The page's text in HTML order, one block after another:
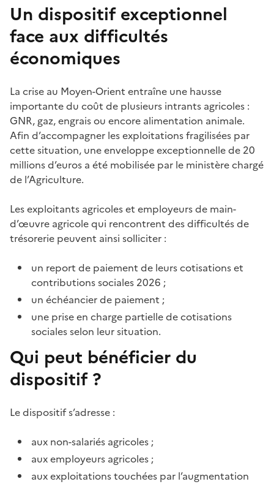
Un dispositif exceptionnel
face aux difficultés
économiques
La crise au Moyen-Orient entraîne une hausse
importante du coût de plusieurs intrants agricoles :
GNR, gaz, engrais ou encore alimentation animale.
Afin d’accompagner les exploitations fragilisées par
cette situation, une enveloppe exceptionnelle de 20
millions d’euros a été mobilisée par le ministère chargé
de l’Agriculture.
Les exploitants agricoles et employeurs de main-
d’œuvre agricole qui rencontrent des difficultés de
trésorerie peuvent ainsi solliciter :
un report de paiement de leurs cotisations et
contributions sociales 2026 ;
un échéancier de paiement ;
une prise en charge partielle de cotisations
sociales selon leur situation.
Qui peut bénéficier du
dispositif ?
Le dispositif s’adresse :
aux non-salariés agricoles ;
aux employeurs agricoles ;
aux exploitations touchées par l’augmentation